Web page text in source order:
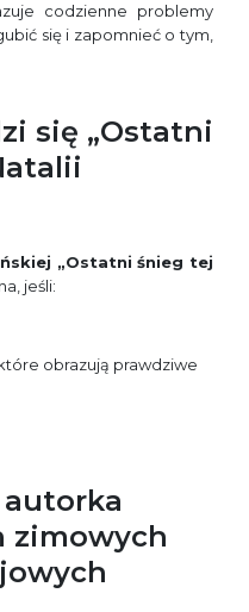
codzienne problemy
się i zapomnieć o tym,
się „Ostatni
„Ostatni śnieg tej
jeśli:
obrazują prawdziwe
autorka
zimowych